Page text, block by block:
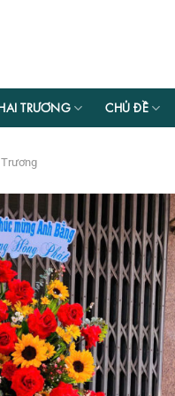
TRƯƠNG CHỦ ĐỀ